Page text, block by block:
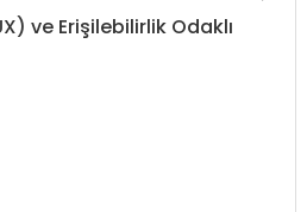
ve Erişilebilirlik Odaklı